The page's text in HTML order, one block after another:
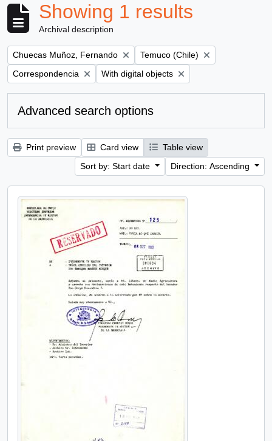
Showing 1 results
Archival description
Remove filter:
Chuecas Muñoz, Fernando Remove filter:
Temuco (Chile)
Remove filter:
Correspondencia Remove filter:
With digital objects
Advanced search options
Print preview Card view
Table view
Sort by: Start date
Direction: Ascending